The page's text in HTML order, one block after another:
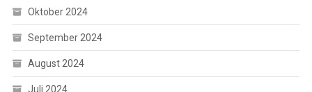
Oktober 2024
September 2024
August 2024
Juli 2024